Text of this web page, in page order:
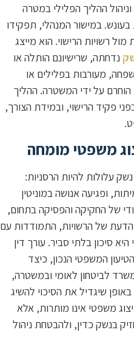
ההליך הפלילי במטרה
במישור המנהלי, תפקידו
רשויות הרישוי. הוא מייצג
נדחתה, שרישיונם הותלה או
מעורבות בפלילים או
על ידי המשטרה. ההליך
פקיד הרישוי, ובמידת הצורך,
משפטי מומחה
עלולות להיות הרסניות:
ופגיעה אנושה במוניטין
של החקיקה והפסיקה בתחום,
הדעת של הרשויות, התמודדות עם
סיכון בלתי סביר. עורך דין
המשפטי הנכון, כיצד
לביטחון לאומי ובמשטרה,
שיגדיל את הסיכוי להשיג
משפטי אינו מותרות, אלא
בנשק כדין, ולהבטחת ניהול